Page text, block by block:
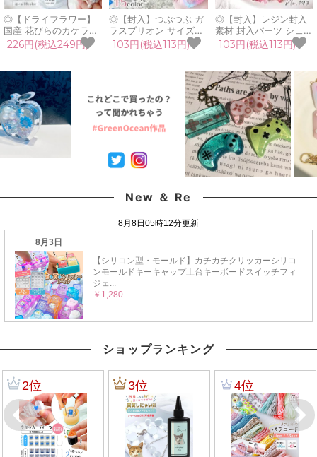
◎【ドライフラワー】
国産 花びらのカケラ
MIX プリザーブドフラ
ワー レジン封入素材 封
本物 欠片 少量
GreenOceanオリジナ
ルブレンド♪《選べる
18色》
226円(税込249円)
◎【封入】つぶつぶ ガ
ラスブリオン サイズ
mix レジン封入素材 オ
ーロラ 封入パーツ ガラ
シェイカー デコパーツ
カラフル キラキラ 手芸
クラフト 《選べる15
色》
103円(税込113円)
◎【封入】レジン封入
素材 封入パーツ シェイ
カー デコパーツ 茜空
月 蝶 ブリオン ビジュ
GreenOceanオリジナ
ルブレンド
♪《No193》ミックス
レッド
103円(税込113円)
New ＆ Re
ショップランキング